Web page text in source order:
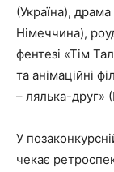
(Україна),
Німеччина),
фентезі «Тім
та анімаційні
– лялька-друг»
У
чекає